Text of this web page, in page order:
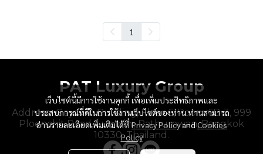
1
เว็บไซต์นี้มีการใช้งานคุกกี้ เพื่อเพิ่มประสิทธิภาพและ
ประสบการณ์ที่ดีในการใช้งานเว็บไซต์ของท่าน ท่านสามารถ
อ่านรายละเอียดเพิ่มเติมได้ที่Privacy PolicyandCookies
Policy
PAT Luxury Group
Address : Gaysorn Building, Floor 6, Room 6B-3, 999
Ploenchit Road, Lumpini, Pathumwan, Bangkok
10330, Thailand.